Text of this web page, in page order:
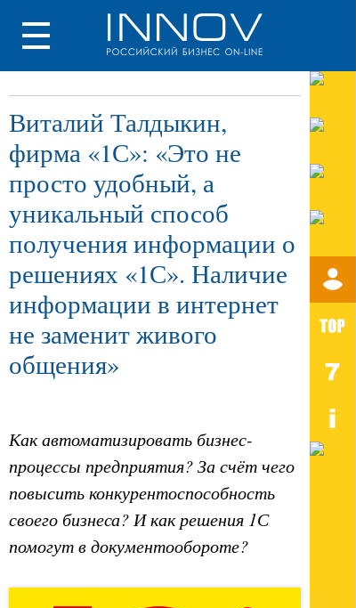
Виталий Талдыкин,
фирма «1С»: «Это не
просто удобный, а
уникальный способ
получения информации о
решениях «1С». Наличие
информации в интернет
не заменит живого
общения»
Как автоматизировать бизнес-
процессы предприятия? За счёт чего
повысить конкурентоспособность
своего бизнеса? И как решения 1С
помогут в документообороте?